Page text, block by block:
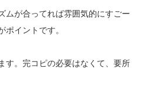
ムが合ってれば雰囲気的にすごー
ポイントです。
す。完コピの必要はなくて、要所